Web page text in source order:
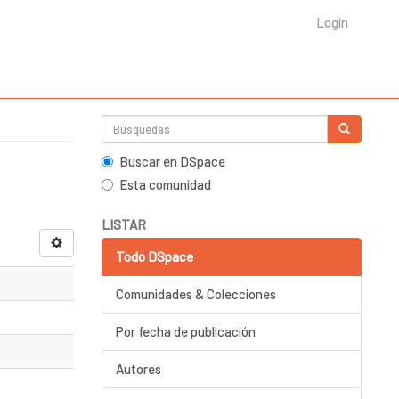
Login
Buscar en DSpace
Esta comunidad
LISTAR
Todo DSpace
Comunidades & Colecciones
Por fecha de publicación
Autores